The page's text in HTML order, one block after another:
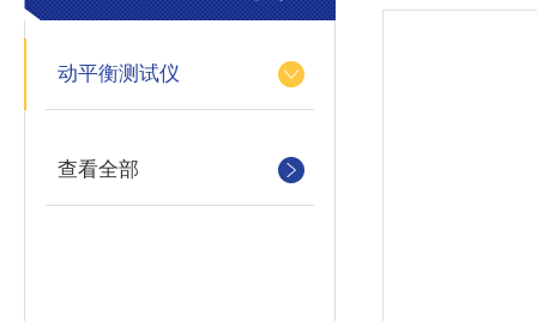
动平衡测试仪
查看全部